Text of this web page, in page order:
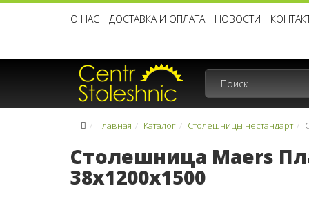
О НАС ДОСТАВКА И ОПЛАТА НОВОСТИ
Главная Каталог Столешницы нестандарт
Столешница Maers
38x1200x1500